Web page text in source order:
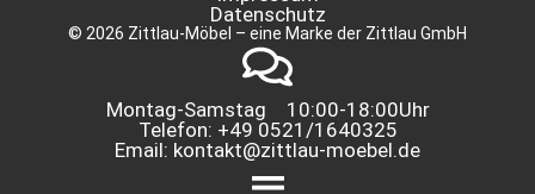
Menü
Montag-Samstag 10:00-18:00Uhr
Telefon: +49 0521/1640325
Email: kontakt@zittlau-moebel.de
Datenschutz
© 2026 Zittlau-Möbel – eine Marke der Zittlau GmbH